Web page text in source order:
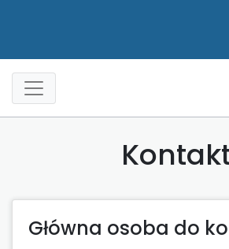
Główna osoba do